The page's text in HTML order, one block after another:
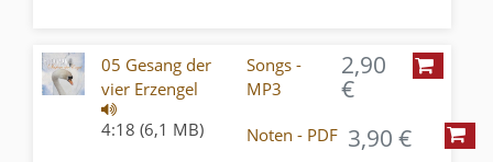
05 Gesang der
vier Erzengel
4:18 (6,1 MB)
Songs -
MP3
2,90
€
Noten - PDF 3,90 €